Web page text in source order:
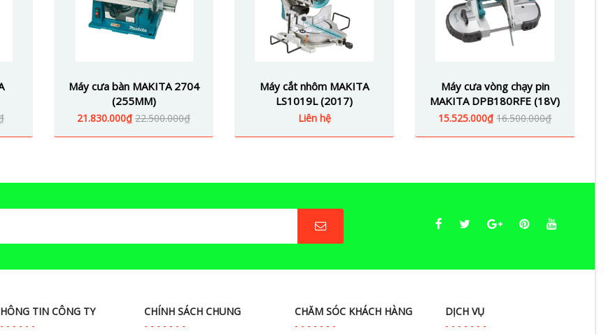
Máy cưa bàn MAKITA 2704
(255MM)
21.830.000₫ 22.500.000₫
Máy cắt nhôm MAKITA
LS1019L (2017)
Liên hệ
Máy cưa vòng chạy pin
MAKITA DPB180RFE (18V)
15.525.000₫ 16.500.000₫
TIN CÔNG TY CHÍNH SÁCH CHUNG CHĂM SÓC KHÁCH HÀNG DỊCH VỤ